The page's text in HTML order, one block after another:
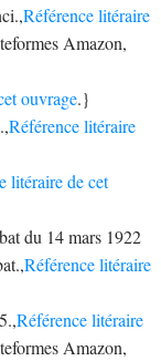
Référence litéraire
Amazon,
ouvrage.}
Référence litéraire
litéraire de cet
du 14 mars 1922
Référence litéraire
Référence litéraire
Amazon,